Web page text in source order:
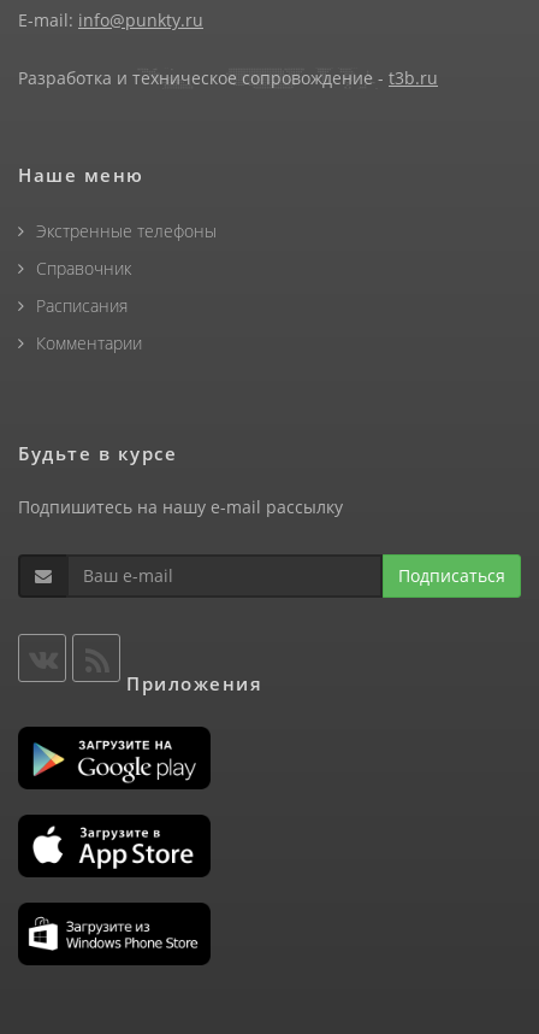
E-mail: info@punkty.ru
Разработка и техническое сопровождение - t3b.ru
Наше меню
Экстренные телефоны
Справочник
Расписания
Комментарии
Будьте в курсе
Подпишитесь на нашу e-mail рассылку
Подписаться
Приложения